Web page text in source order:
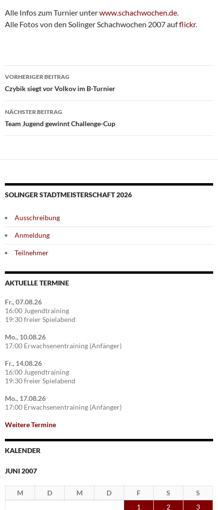
Alle Infos zum Turnier unterwww.schachwochen.de.
Alle Fotos von den Solinger Schachwochen 2007 aufflickr.
Beitragsnavigation
VORHERIGER BEITRAG
Czybik siegt vor Volkov im B-Turnier
NÄCHSTER BEITRAG
Team Jugend gewinnt Challenge-Cup
SOLINGER STADTMEISTERSCHAFT 2026
Ausschreibung
Anmeldung
Teilnehmer
AKTUELLE TERMINE
Fr., 07.08.26
16:00 Jugendtraining
19:30 freier Spielabend
Mo., 10.08.26
17:00 Erwachsenentraining (Anfänger)
Fr., 14.08.26
16:00 Jugendtraining
19:30 freier Spielabend
Mo., 17.08.26
17:00 Erwachsenentraining (Anfänger)
Weitere Termine
KALENDER
JUNI 2007
M D M D F S
S
1
2
3